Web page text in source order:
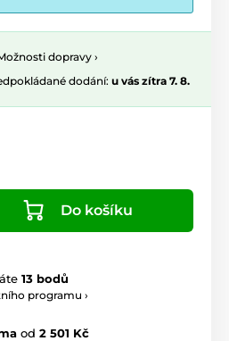
dopravy ›
dodání: u vás zítra 7. 8.
Do košíku
13 bodů
programu ›
od 2 501 Kč